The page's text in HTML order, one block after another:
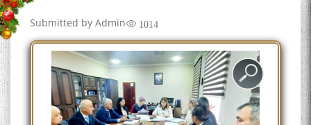
Submitted by Admin 1014
Сухбати навқаламон бо
Муъмин Қаноат\Meeting of
young talents with Mumyin
Kanoat